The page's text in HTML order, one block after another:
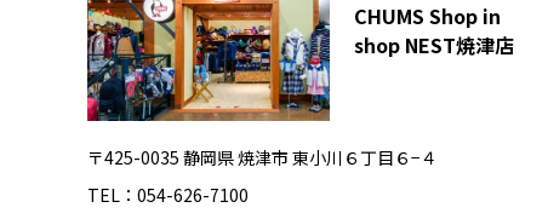
CHUMS Shop in
shop NEST焼津店
〒425-0035 静岡県 焼津市 東小川６丁目６−４
TEL：054-626-7100